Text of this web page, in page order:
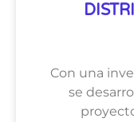
Con una
se